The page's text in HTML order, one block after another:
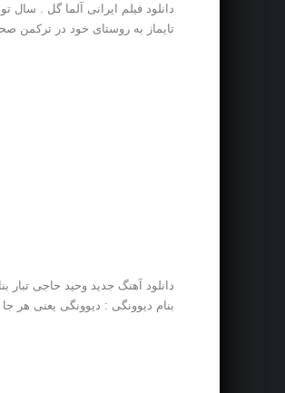
تایماز به روستای خود در ترکمن
دانلود آهنگ جدید وحید حاجی
بنام دیوونگی : دیوونگی یعنی هر